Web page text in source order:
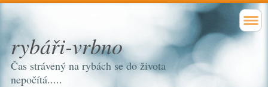
rybáři-vrbno
Čas strávený na rybách se do života
nepočítá.....